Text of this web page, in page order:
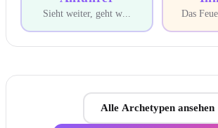
Sieht weiter, geht w... Das
Alle Archetypen ansehen